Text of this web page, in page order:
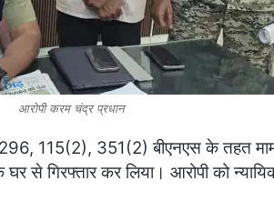
आरोपी करम चंद्र प्रधान
296, 115(2), 351(2) बीएनएस के तहत
से गिरफ्तार कर लिया। आरोपी को